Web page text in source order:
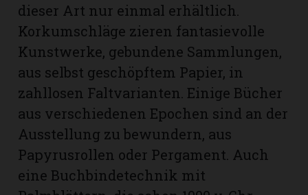
dieser Art nur einmal erhältlich.
Korkumschläge zieren fantasievolle
Kunstwerke, gebundene Sammlungen,
aus selbst geschöpftem Papier, in
zahllosen Faltvarianten. Einige Bücher
aus verschiedenen Epochen sind an der
Ausstellung zu bewundern, aus
Papyrusrollen oder Pergament. Auch
eine Buchbindetechnik mit